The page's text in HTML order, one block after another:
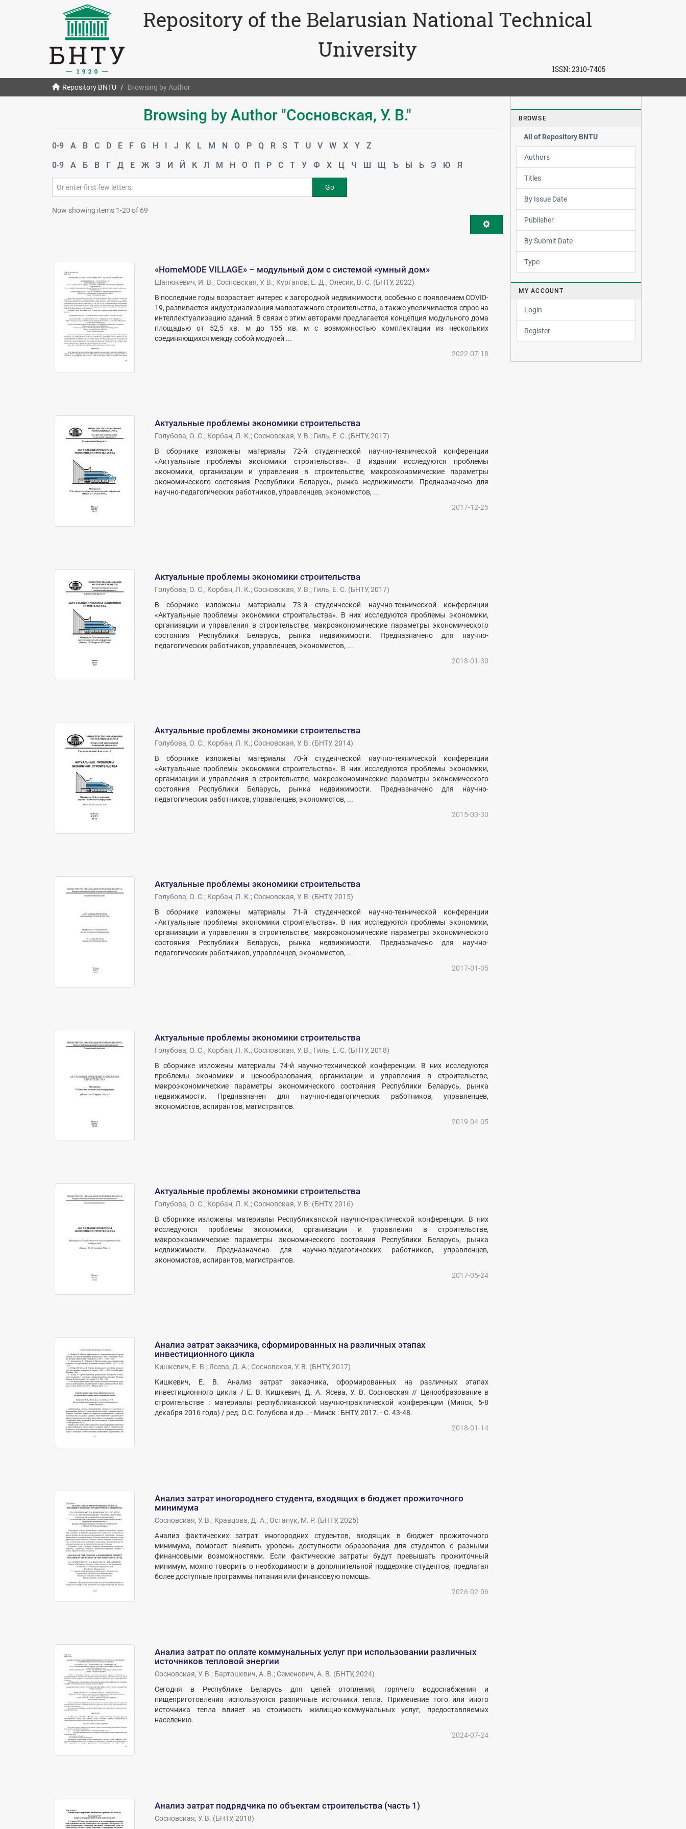
Repository of the Belarusian National Technical
University
ISSN:2310-7405
Repository BNTU Browsing by Author
Browsing by Author "Сосновская, У. В."
0-9 A B C D E F G H I J K L M N O P Q R S T U V W X Y
Z
0-9
А Б В Г Д Е Ж З И Й К Л М Н О П Р С Т У Ф Х Ц Ч Ш Щ Ъ Ы Ь Э Ю Я
Go
Now showing items 1-20 of 69
«HomeMODE VILLAGE» – модульный дом с системой «умный дом»
Шанюкевич, И. В.; Сосновская, У. В.; Курганов, Е. Д.; Олесик, В. С. (БНТУ, 2022)
В последние годы возрастает интерес к загородной недвижимости, особенно с появлением COVID-
19, развивается индустриализация малоэтажного строительства, а также увеличивается спрос на
интеллектуализацию зданий. В связи с этим авторами предлагается концепция модульного дома
площадью от 52,5 кв. м до 155 кв. м с возможностью комплектации из нескольких
соединяющихся между собой модулей ...
2022-07-18
Актуальные проблемы экономики строительства
Голубова, О. С.; Корбан, Л. К.; Сосновская, У. В.; Гиль, Е. С. (БНТУ, 2017)
В сборнике изложены материалы 72-й студенческой научно-технической конференции
«Актуальные проблемы экономики строительства». В издании исследуются проблемы
экономики, организации и управления в строительстве, макроэкономические параметры
экономического состояния Республики Беларусь, рынка недвижимости. Предназначено для
научно-педагогических работников, управленцев, экономистов, ...
2017-12-25
Актуальные проблемы экономики строительства
Голубова, О. С.; Корбан, Л. К.; Сосновская, У. В.; Гиль, Е. С. (БНТУ, 2017)
В сборнике изложены материалы 73-й студенческой научно-технической конференции
«Актуальные проблемы экономики строительства». В них исследуются проблемы экономики,
организации и управления в строительстве, макроэкономические параметры экономического
состояния Республики Беларусь, рынка недвижимости. Предназначено для научно-
педагогических работников, управленцев, экономистов, ...
2018-01-30
Актуальные проблемы экономики строительства
Голубова, О. С.; Корбан, Л. К.; Сосновская, У. В. (БНТУ, 2014)
В сборнике изложены материалы 70-й студенческой научно-технической конференции
«Актуальные проблемы экономики строительства». В них исследуются проблемы экономики,
организации и управления в строительстве, макроэкономические параметры экономического
состояния Республики Беларусь, рынка недвижимости. Предназначено для научно-
педагогических работников, управленцев, экономистов, ...
2015-03-30
Актуальные проблемы экономики строительства
Голубова, О. С.; Корбан, Л. К.; Сосновская, У. В. (БНТУ, 2015)
В сборнике изложены материалы 71-й студенческой научно-технической конференции
«Актуальные проблемы экономики строительства». В них исследуются проблемы экономики,
организации и управления в строительстве, макроэкономические параметры экономического
состояния Республики Беларусь, рынка недвижимости. Предназначено для научно-
педагогических работников, управленцев, экономистов, ...
2017-01-05
Актуальные проблемы экономики строительства
Голубова, О. С.; Корбан, Л. К.; Сосновская, У. В.; Гиль, Е. С. (БНТУ, 2018)
В сборнике изложены материалы 74-й научно-технической конференции. В них исследуются
проблемы экономики и ценообразования, организации и управления в строительстве,
макроэкономические параметры экономического состояния Республики Беларусь, рынка
недвижимости. Предназначен для научно-педагогических работников, управленцев,
экономистов, аспирантов, магистрантов.
2019-04-05
Актуальные проблемы экономики строительства
Голубова, О. С.; Корбан, Л. К.; Сосновская, У. В. (БНТУ, 2016)
В сборнике изложены материалы Республиканской научно-практической конференции. В них
исследуются проблемы экономики, организации и управления в строительстве,
макроэкономические параметры экономического состояния Республики Беларусь, рынка
недвижимости. Предназначено для научно-педагогических работников, управленцев,
экономистов, аспирантов, магистрантов.
2017-05-24
Анализ затрат заказчика, сформированных на различных этапах
инвестиционного цикла
Кишкевич, Е. В.; Ясева, Д. А.; Сосновская, У. В. (БНТУ, 2017)
Кишкевич, Е. В. Анализ затрат заказчика, сформированных на различных этапах
инвестиционного цикла / Е. В. Кишкевич, Д. А. Ясева, У. В. Сосновская // Ценообразование в
строительстве : материалы республиканской научно-практической конференции (Минск, 5-8
декабря 2016 года) / ред. О.С. Голубова и др. . - Минск : БНТУ, 2017. - С. 43-48.
2018-01-14
Анализ затрат иногороднего студента, входящих в бюджет прожиточного
минимума
Сосновская, У. В.; Кравцова, Д. А.; Остапук, М. Р. (БНТУ, 2025)
Анализ фактических затрат иногородних студентов, входящих в бюджет прожиточного
минимума, помогает выявить уровень доступности образования для студентов с разными
финансовыми возможностями. Если фактические затраты будут превышать прожиточный
минимум, можно говорить о необходимости в дополнительной поддержке студентов, предлагая
более доступные программы питания или финансовую помощь.
2026-02-06
Анализ затрат по оплате коммунальных услуг при использовании различных
источников тепловой энергии
Сосновская, У. В.; Бартошевич, А. В.; Семенович, А. В. (БНТУ, 2024)
Сегодня в Республике Беларусь для целей отопления, горячего водоснабжения и
пищеприготовления используются различные источники тепла. Применение того или иного
источника тепла влияет на стоимость жилищно-коммунальных услуг, предоставляемых
населению.
2024-07-24
Анализ затрат подрядчика по объектам строительства (часть 1)
Сосновская, У. В. (БНТУ, 2018)
BROWSE
All of Repository BNTU
Authors
Titles
By Issue Date
Publisher
By Submit Date
Type
MY ACCOUNT
Login
Register